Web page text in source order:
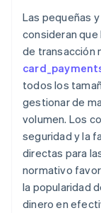
Las pequeñas
consideran
de transacción
todos los
gestionar de
volumen. Los
seguridad y la
directas para
normativo
la popularidad
dinero en